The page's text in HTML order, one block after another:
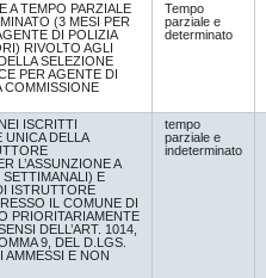
A TEMPO PARZIALE
(3 MESI PER
DI POLIZIA
RIVOLTO AGLI
SELEZIONE
PER AGENTE DI
COMMISSIONE
Tempo
parziale e
determinato
ISCRITTI
UNICA DELLA
L’ASSUNZIONE A
E
ISTRUTTORE
IL COMUNE DI
PRIORITARIAMENTE
DELL’ART. 1014,
9, DEL D.LGS.
AMMESSI E NON
tempo
parziale e
indeterminato